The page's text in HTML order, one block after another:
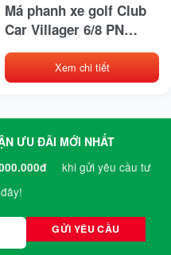
Má phanh xe golf Club
Car Villager 6/8 PN
101823201
Xem chi tiết
ƯU ĐÃI MỚI NHẤT
khi gửi yêu cầu tư